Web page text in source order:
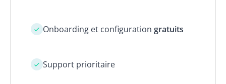
Onboarding et configuration gratuits
Support prioritaire